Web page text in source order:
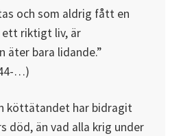
och som aldrig fått en
riktigt liv, är
bara lidande.”
…)
köttätandet har bidragit
död, än vad alla krig under